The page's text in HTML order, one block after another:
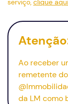
serviço, clique aqui
Ao receber
remetente do
da LM como